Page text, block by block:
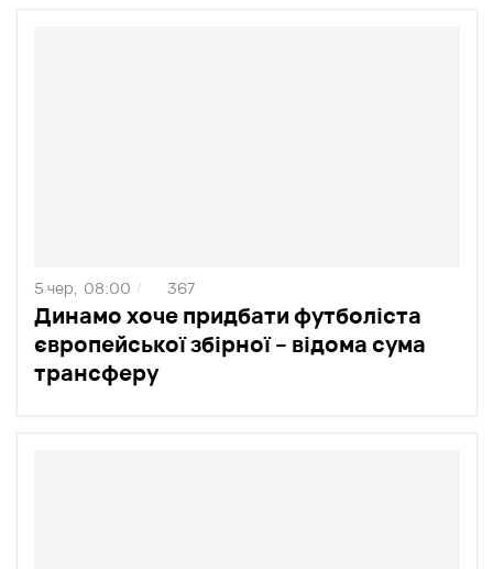
Динамо хоче придбати футболіста
європейської збірної – відома сума
трансферу
5 чер, 08:00 / 367